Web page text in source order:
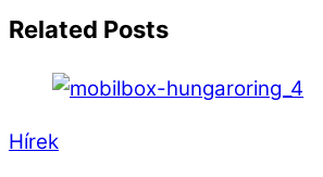
Related Posts
Hírek